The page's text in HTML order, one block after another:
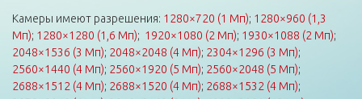
Камеры имеют разрешения: 1280×720 (1 Мп); 1280×960 (1,3
Мп); 1280×1280 (1,6 Мп); 1920×1080 (2 Мп); 1930×1088 (2 Мп);
2048×1536 (3 Мп); 2048×2048 (4 Мп); 2304×1296 (3 Мп);
2560×1440 (4 Мп); 2560×1920 (5 Мп); 2560×2048 (5 Мп);
2688×1512 (4 Мп); 2688×1520 (4 Мп); 2688×1532 (4 Мп);